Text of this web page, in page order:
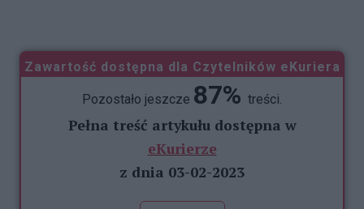
Zawartość dostępna dla Czytelników eKuriera
Pozostało jeszcze 87% treści.
Pełna treść artykułu dostępna w
eKurierze
z dnia 03-02-2023